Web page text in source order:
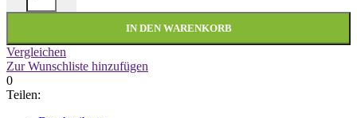
IN DEN WARENKORB
Vergleichen
Zur Wunschliste hinzufügen
0
Teilen: